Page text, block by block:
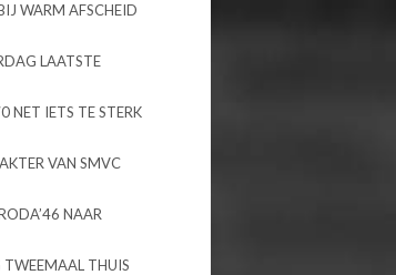
WARM AFSCHEID
LAATSTE
NET IETS TE STERK
VAN SMVC
NAAR
TWEEMAAL THUIS